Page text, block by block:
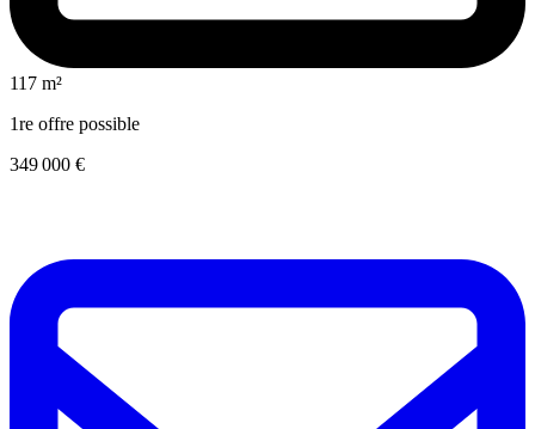
117 m²
1re offre possible
349 000 €